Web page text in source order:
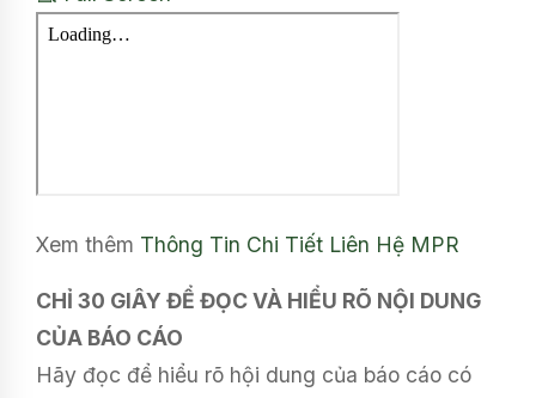
Xem thêm Thông Tin Chi Tiết Liên Hệ MPR
CHỈ 30 GIÂY ĐỂ ĐỌC VÀ HIỂU RÕ NỘI DUNG
CỦA BÁO CÁO
Hãy đọc để hiểu rõ hội dung của báo cáo có